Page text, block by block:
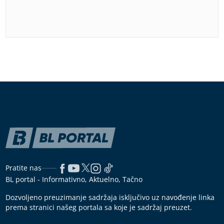
Pratite nas
BL portal - Informativno, Aktuelno, Tačno
Dozvoljeno preuzimanje sadržaja isključivo uz navođenje linka
prema stranici našeg portala sa koje je sadržaj preuzet.